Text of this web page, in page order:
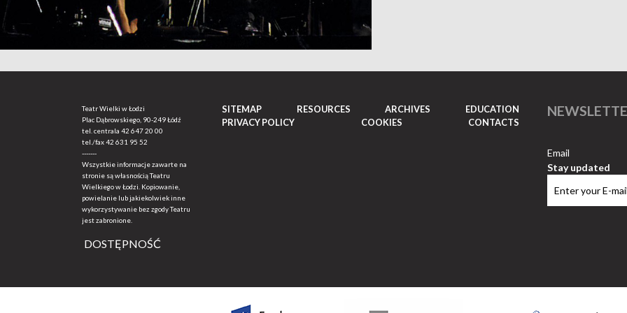
Teatr Wielki w Łodzi
Plac Dąbrowskiego, 90-249 Łódź
tel. centrala 42 647 20 00
tel./fax42 631 95 52
-------
Wszystkie informacje zawarte na
stronie są własnością Teatru
Wielkiego w Łodzi. Kopiowanie,
powielanie lub jakiekolwiek inne
wykorzystywanie bez zgody Teatru
jest zabronione.
DOSTĘPNOŚĆ
SITEMAP RESOURCES ARCHIVES
EDUCATION
PRIVACY POLICY
COOKIES CONTACTS
Email
Stay updated